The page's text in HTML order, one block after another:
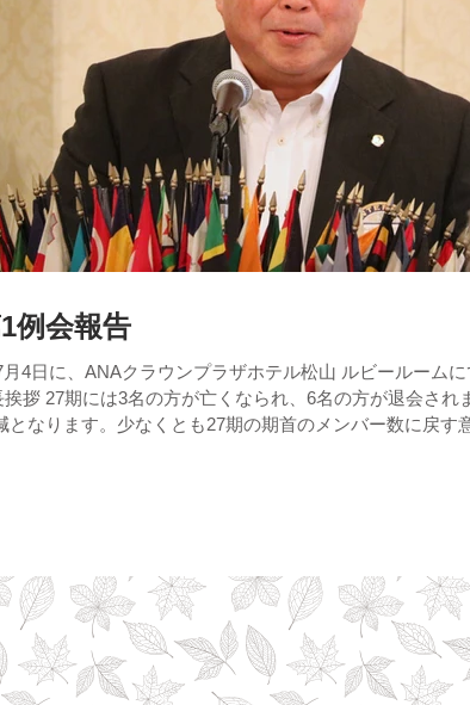
例会報告
月4日に、ANAクラウンプラザホテル松山 ルビールーム
挨拶 27期には3名の方が亡くなられ、6名の方が退会され
となります。少なくとも27期の期首のメンバー数に戻す